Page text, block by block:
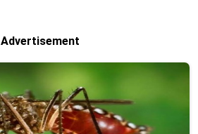
Advertisement